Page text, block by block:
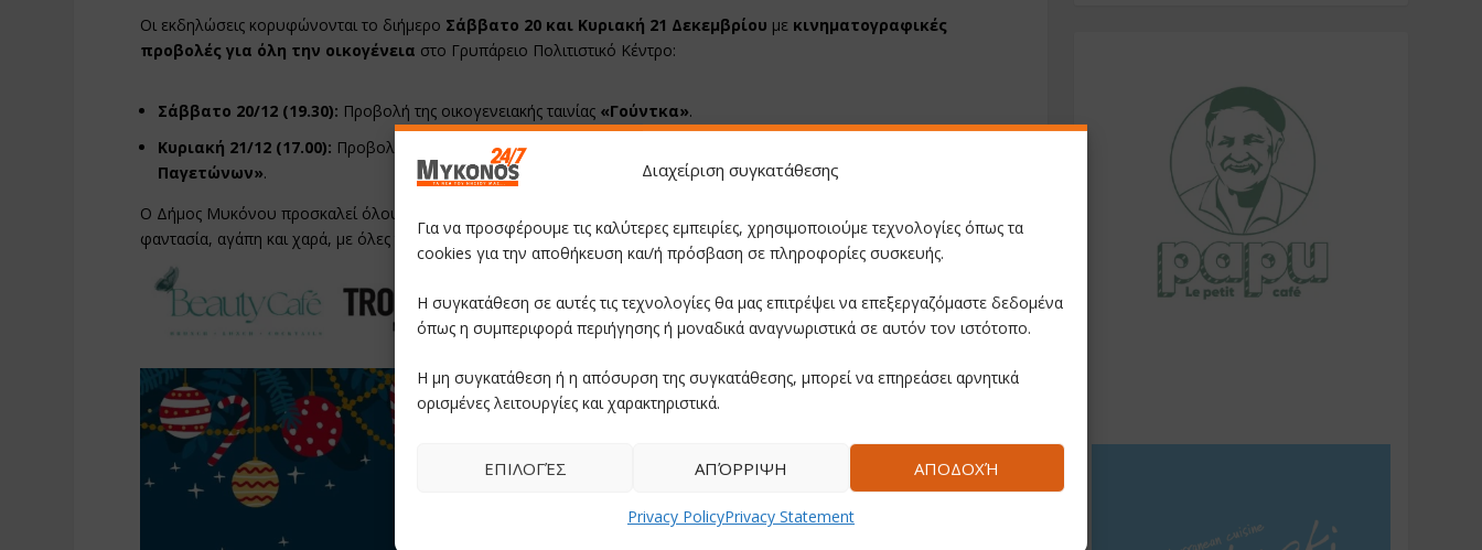
Διαχείριση συγκατάθεσης
Για να προσφέρουμε τις καλύτερες εμπειρίες, χρησιμοποιούμε τεχνολογίες όπως τα
cookies για την αποθήκευση και/ή πρόσβαση σε πληροφορίες συσκευής.
Η συγκατάθεση σε αυτές τις τεχνολογίες θα μας επιτρέψει να επεξεργαζόμαστε δεδομένα
όπως η συμπεριφορά περιήγησης ή μοναδικά αναγνωριστικά σε αυτόν τον ιστότοπο.
Η μη συγκατάθεση ή η απόσυρση της συγκατάθεσης, μπορεί να επηρεάσει αρνητικά
ορισμένες λειτουργίες και χαρακτηριστικά.
ΑΠΟΔΟΧΉ
ΑΠΌΡΡΙΨΗ
ΕΠΙΛΟΓΈΣ
Privacy PolicyPrivacy Statement
Οι εκδηλώσεις κορυφώνονται το διήμερο Σάββατο 20 και Κυριακή 21 Δεκεμβρίου με κινηματογραφικές
προβολές για όλη την οικογένεια στο Γρυπάρειο Πολιτιστικό Κέντρο:
Σάββατο 20/12 (19.30): Προβολή της οικογενειακής ταινίας «Γούντκα».
Κυριακή 21/12 (17.00): Προβολή της αγαπημένης παιδικής ταινίας κινουμένων σχεδίων
Παγετώνων».
Ο Δήμος Μυκόνου προσκαλεί όλους να ζήσουν έναν γιορτινό, φωτεινό και παραμυθένιο Δεκέμβριο γεμάτο
φαντασία, αγάπη και χαρά, με όλες τις εκδηλώσεις να προσφέρονται δωρεάν.